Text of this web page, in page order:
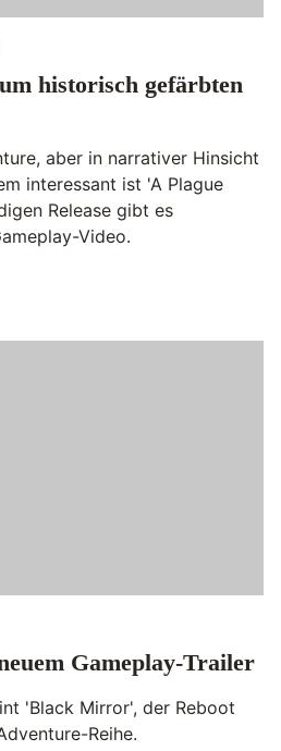
historisch gefärbten
aber in narrativer Hinsicht
interessant ist 'A Plague
Release gibt es
Video.
Gameplay-Trailer
'Black Mirror', der Reboot
Reihe.